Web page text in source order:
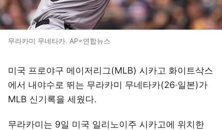
무라카미 무네타카. AP=연합뉴스
미국 프로야구 메이저리그(MLB) 시카고 화이트삭스
에서 내야수로 뛰는 무라카미 무네타카(26·일본)가
MLB 신기록을 세웠다.
무라카미는 9일 미국 일리노이주 시카고에 위치한